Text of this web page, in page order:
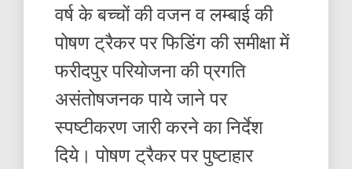
वर्ष के बच्चों की वजन व लम्बाई की
पोषण ट्रैकर पर फिडिंग की समीक्षा में
फरीदपुर परियोजना की प्रगति
असंतोषजनक पाये जाने पर
स्पष्टीकरण जारी करने का निर्देश
दिये। पोषण ट्रैकर पर पुष्टाहार